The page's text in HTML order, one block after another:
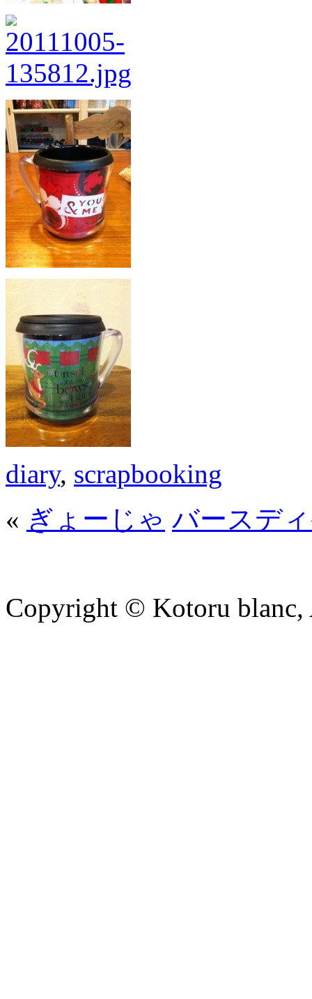
diary, scrapbooking
« ぎょーじゃ バースデ
Copyright © Kotoru blanc,